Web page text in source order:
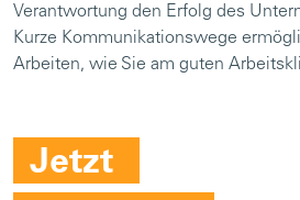
Verantwortung den Erfolg des
Kurze Kommunikationswege
Arbeiten, wie Sie am guten
Jetzt